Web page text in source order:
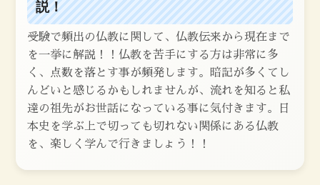
説！
受験で頻出の仏教に関して、仏教伝来から現在まで
を一挙に解説！！仏教を苦手にする方は非常に多
く、点数を落とす事が頻発します。暗記が多くてし
んどいと感じるかもしれませんが、流れを知ると私
達の祖先がお世話になっている事に気付きます。日
本史を学ぶ上で切っても切れない関係にある仏教
を、楽しく学んで行きましょう！！